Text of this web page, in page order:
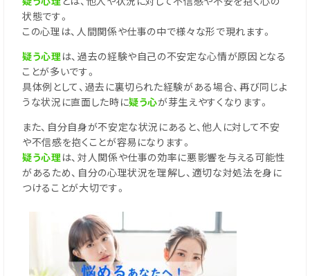
状態です。
この心理は、人間関係や仕事の中で様々な形で現れます。
疑う心理は、過去の経験や自己の不安定な心情が原因となる
ことが多いです。
具体例として、過去に裏切られた経験がある場合、再び同じよ
うな状況に直面した時に疑う心が芽生えやすくなります。
また、自分自身が不安定な状況にあると、他人に対して不安
や不信感を抱くことが容易になります。
疑う心理は、対人関係や仕事の効率に悪影響を与える可能性
があるため、自分の心理状況を理解し、適切な対処法を身に
つけることが大切です。